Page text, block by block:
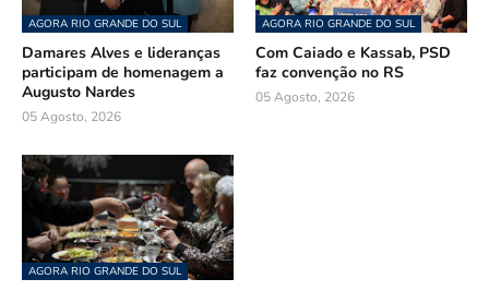
AGORA RIO GRANDE DO SUL
Damares Alves e lideranças
participam de homenagem a
Augusto Nardes
05 Agosto, 2026
AGORA RIO GRANDE DO SUL
Com Caiado e Kassab, PSD
faz convenção no RS
05 Agosto, 2026
AGORA RIO GRANDE DO SUL